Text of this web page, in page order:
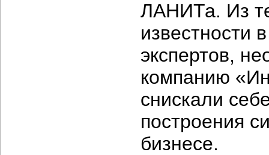
ЛАНИТа. Из
известности
экспертов,
компанию
снискали
построения
бизнесе.